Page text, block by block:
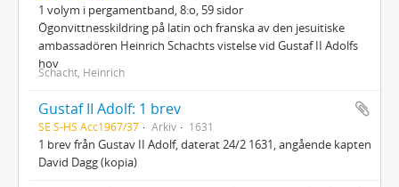
1 volym i pergamentband, 8:o, 59 sidor
Ögonvittnesskildring på latin och franska av den jesuitiske
ambassadören Heinrich Schachts vistelse vid Gustaf II Adolfs
hov
Schacht, Heinrich
Gustaf II Adolf: 1 brev
SE S-HS Acc1967/37 Arkiv 1631
1 brev från Gustav II Adolf, daterat 24/2 1631, angående kapten
David Dagg (kopia)